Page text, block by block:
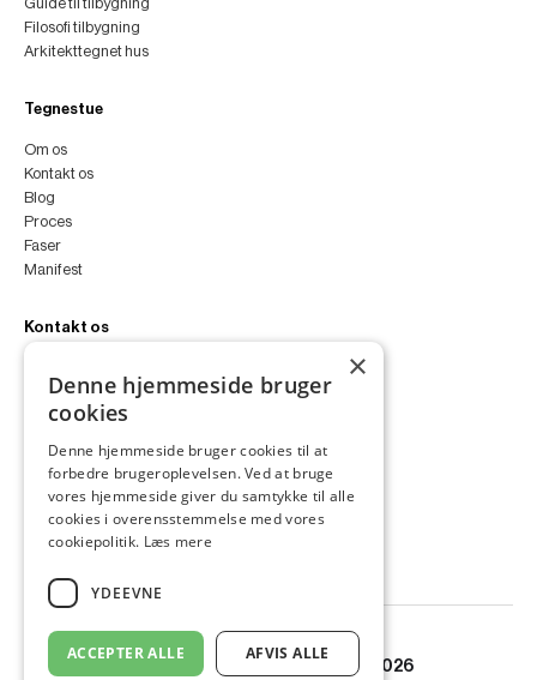
Filosofi tilbygning
Arkitekttegnet hus
Tegnestue
Om os
Kontakt os
Blog
Proces
Faser
Manifest
Kontakt os
+45 4252 0011
VA11a
2300 København S
Instagram
LinkedIn
© Copyright PETER FYLLGRAF 2026
×
Denne hjemmeside bruger
cookies
Denne hjemmeside bruger cookies til at
forbedre brugeroplevelsen. Ved at bruge
vores hjemmeside giver du samtykke til alle
cookies i overensstemmelse med vores
cookiepolitik. Læs mere
YDEEVNE
ACCEPTER ALLE AFVIS ALLE